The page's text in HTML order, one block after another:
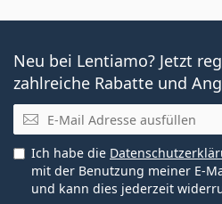
Neu bei Lentiamo? Jetzt
zahlreiche Rabatte und
E-Mail
Ich habe die
mit der Benutzung meiner E-
und kann dies jederzeit